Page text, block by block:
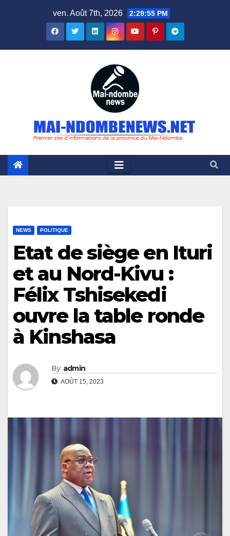
ven. Août 7th, 2026 2:29:56 PM
NEWS POLITIQUE
Etat de siège en Ituri
et au Nord-Kivu :
Félix Tshisekedi
ouvre la table ronde
à Kinshasa
By admin
AOÛT 15, 2023